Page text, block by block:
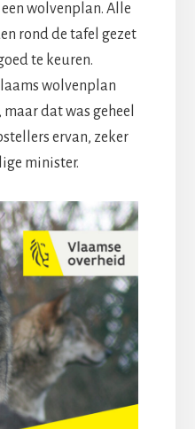
wolvenplan. Alle
rond de tafel gezet
te keuren.
wolvenplan
dat was geheel
ervan, zeker
minister.